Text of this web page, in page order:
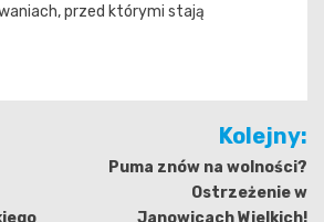
przed którymi stają
Kolejny:
Puma znów na wolności?
Ostrzeżenie w
Janowicach Wielkich!